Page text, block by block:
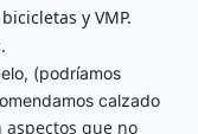
y VMP.
(podríamos
calzado
aspectos que no